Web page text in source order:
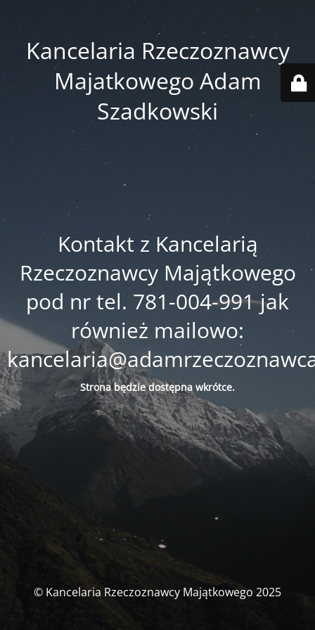
Kancelaria Rzeczoznawcy
Majatkowego Adam
Szadkowski
Kontakt z Kancelarią
Rzeczoznawcy Majątkowego
pod nr tel. 781-004-991 jak
również mailowo:
Strona będziedostępna wkrótce.
© Kancelaria Rzeczoznawcy Majątkowego 2025